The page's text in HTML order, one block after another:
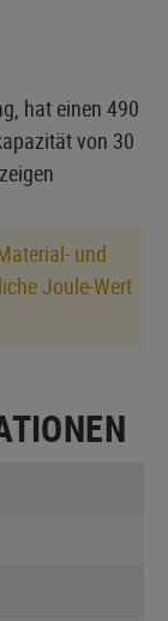
hat einen 490
von 30
und
Joule-Wert